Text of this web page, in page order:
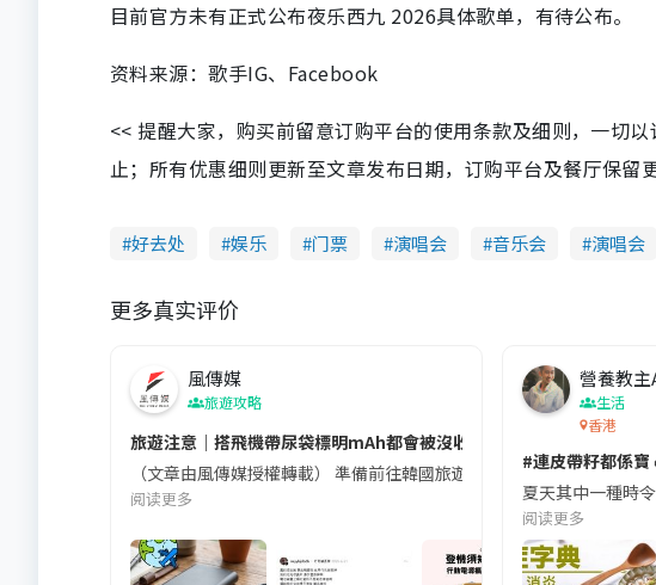
目前官方未有正式公布夜乐西九 2026具体歌单，有待公布。
资料来源：歌手IG、Facebook
<< 提醒大家，购买前留意订购平台的使用条款及细则，一切
止；所有优惠细则更新至文章发布日期，订购平台及餐厅保
好去处 娱乐 门票 演唱会 音乐会 演唱会
更多真实评价
風傳媒
旅遊攻略
旅遊注意｜搭飛機帶尿袋標明mAh都會被沒收😱出發前切記檢查「1標
（文章由風傳媒授權轉載） 準備前往韓國旅遊的民眾，近期要特別
阅读更多
營養教
生活
香港
#連皮帶籽都係寶
夏天其中一種時
阅读更多